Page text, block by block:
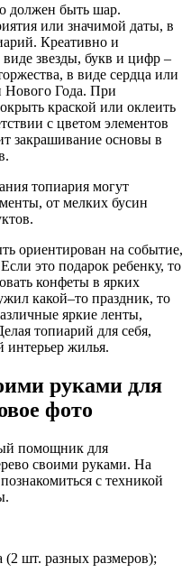
должен быть шар.
или значимой даты, в
Креативно и
звезды, букв и цифр –
в виде сердца или
Нового Года. При
краской или оклеить
с цветом элементов
закрашивание основы в
топиария могут
от мелких бусин
ориентирован на событие,
это подарок ребенку, то
конфеты в ярких
какой–то праздник, то
яркие ленты,
топиарий для себя,
интерьер жилья.
руками для
фото
помощник для
своими руками. На
с техникой
шт. разных размеров);